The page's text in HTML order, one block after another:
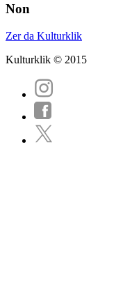
Non
Zer da Kulturklik
Kulturklik © 2015